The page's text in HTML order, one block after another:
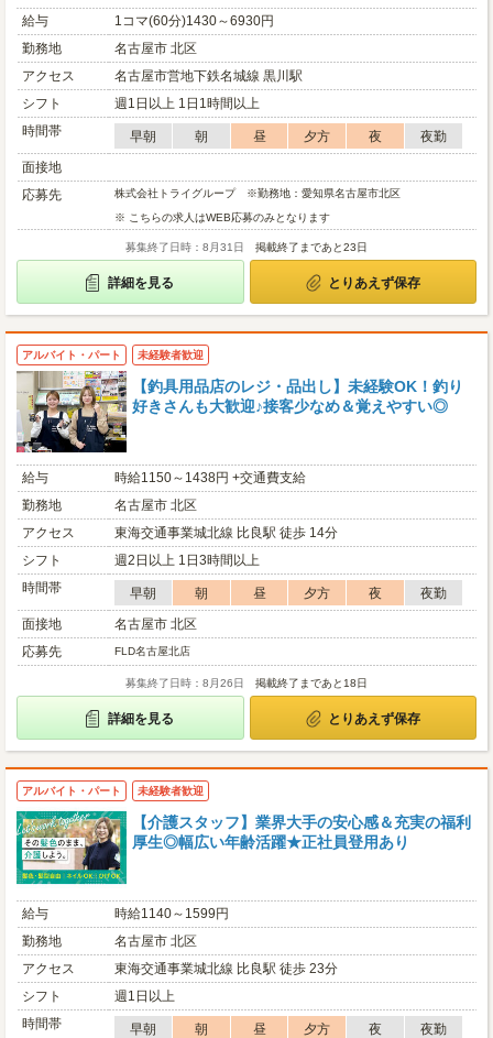
給与
1コマ(60分)1430～6930円
勤務地
名古屋市 北区
アクセス
名古屋市営地下鉄名城線 黒川駅
シフト
週1日以上 1日1時間以上
時間帯
早朝 朝 昼 夕方 夜
夜勤
面接地
応募先
株式会社トライグループ ※勤務地：愛知県名古屋市北区
※ こちらの求人はWEB応募のみとなります
募集終了日時：8月31日 掲載終了まであと23日
詳細を見る とりあえず保存
アルバイト・パート 未経験者歓迎
【釣具用品店のレジ・品出し】未経験OK！釣り
好きさんも大歓迎♪接客少なめ＆覚えやすい◎
給与
時給1150～1438円 +交通費支給
勤務地
名古屋市 北区
アクセス
東海交通事業城北線 比良駅 徒歩 14分
シフト
週2日以上 1日3時間以上
時間帯
早朝 朝 昼 夕方 夜
夜勤
面接地
名古屋市 北区
応募先
FLD名古屋北店
募集終了日時：8月26日 掲載終了まであと18日
詳細を見る とりあえず保存
アルバイト・パート 未経験者歓迎
【介護スタッフ】業界大手の安心感＆充実の福利
厚生◎幅広い年齢活躍★正社員登用あり
給与
時給1140～1599円
勤務地
名古屋市 北区
アクセス
東海交通事業城北線 比良駅 徒歩 23分
シフト
週1日以上
時間帯
早朝 朝 昼 夕方 夜
夜勤